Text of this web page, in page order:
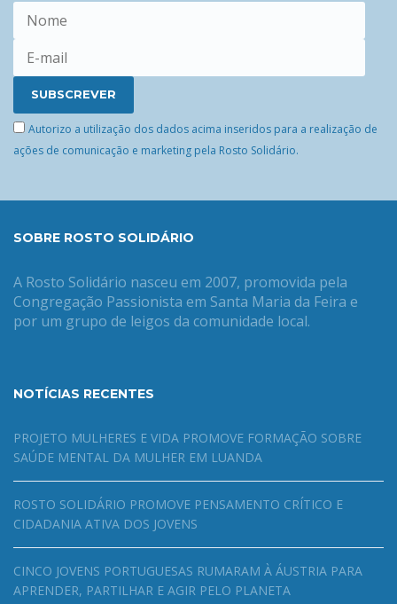
Autorizo a utilização dos dados acima inseridos para a realização de
ações de comunicação e marketing pela Rosto Solidário.
SOBRE ROSTO SOLIDÁRIO
A Rosto Solidário nasceu em 2007, promovida pela
Congregação Passionista em Santa Maria da Feira e
por um grupo de leigos da comunidade local.
NOTÍCIAS RECENTES
PROJETO MULHERES E VIDA PROMOVE FORMAÇÃO SOBRE
SAÚDE MENTAL DA MULHER EM LUANDA
ROSTO SOLIDÁRIO PROMOVE PENSAMENTO CRÍTICO E
CIDADANIA ATIVA DOS JOVENS
CINCO JOVENS PORTUGUESAS RUMARAM À ÁUSTRIA PARA
APRENDER, PARTILHAR E AGIR PELO PLANETA